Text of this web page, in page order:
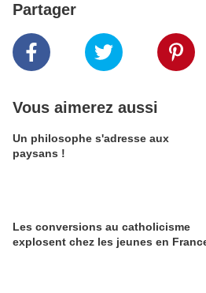
Partager
Vous aimerez aussi
Un philosophe s'adresse aux
paysans !
Les conversions au catholicisme
explosent chez les jeunes en